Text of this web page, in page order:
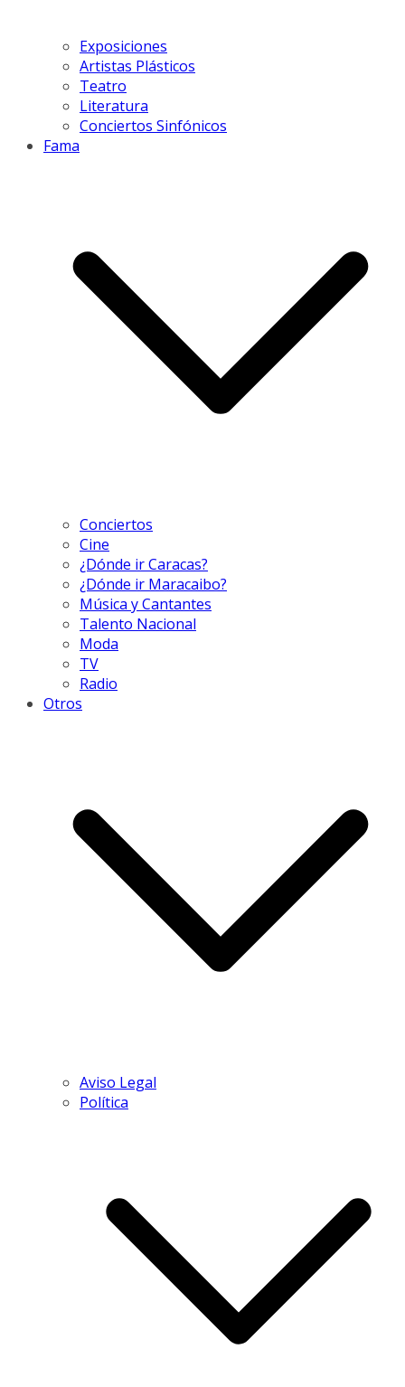
Exposiciones
Artistas Plásticos
Teatro
Literatura
Conciertos Sinfónicos
Fama
Conciertos
Cine
¿Dónde ir Caracas?
¿Dónde ir Maracaibo?
Música y Cantantes
Talento Nacional
Moda
TV
Radio
Otros
Aviso Legal
Política